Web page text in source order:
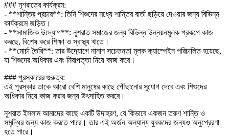
### নূশরাতের কার্যক্রম:
- **শান্তির প্রচার**: তিনি শিশুদের মধ্যে শান্তির বার্তা ছড়িয়ে দেওয়ার জন্য বিভিন্ন
কার্যক্রমে জড়িত।
- **সামাজিক উদ্যোগ**: নূশরাত সমাজের জন্য বিভিন্ন উন্নয়নমূলক প্রকল্পে কাজ
করছে, বিশেষ করে শিক্ষা ও স্বাস্থ্য খাতে।
- **মোর্চা তৈরি**: তার উদ্যোগে নানান সচেতনতা মূলক ক্যাম্পেইন পরিচালিত হয়েছে,
যা শিশুদের অধিকার এবং নিরাপত্তা নিয়ে কাজ করে।
### পুরস্কারের গুরুত্ব:
এই পুরস্কার তাকে আরো বেশি মানুষের কাছে পৌঁছানোর সুযোগ দেবে এবং শিশুদের
অধিকার নিয়ে কাজ করার জন্য উৎসাহিত করবে।
নূশরাত ইসলাম আমাদের কাছে একটি উদাহরণ, যে কিভাবে একজন তরুণ শান্তি ও
সমৃদ্ধির জন্য কাজ করতে পারে। তার এই অর্জন অন্যান্য যুবকদের জন্যও অনুপ্রেরণা
হতে পারে।